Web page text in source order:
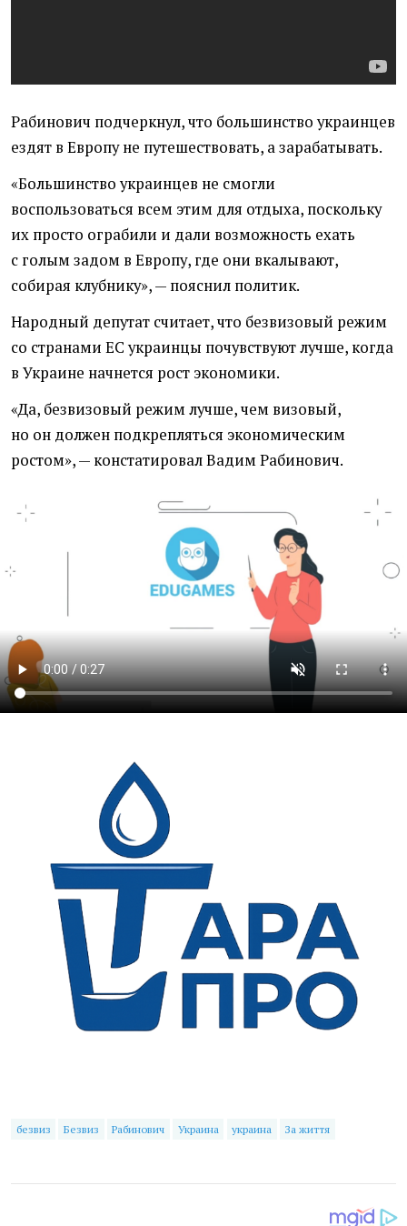
Рабинович подчеркнул, что большинство украинцев
ездят в Европу не путешествовать, а зарабатывать.
«Большинство украинцев не смогли
воспользоваться всем этим для отдыха, поскольку
их просто ограбили и дали возможность ехать
с голым задом в Европу, где они вкалывают,
собирая клубнику», — пояснил политик.
Народный депутат считает, что безвизовый режим
со странами ЕС украинцы почувствуют лучше, когда
в Украине начнется рост экономики.
«Да, безвизовый режим лучше, чем визовый,
но он должен подкрепляться экономическим
ростом», — констатировал Вадим Рабинович.
безвиз Безвиз Рабинович Украина украина За життя